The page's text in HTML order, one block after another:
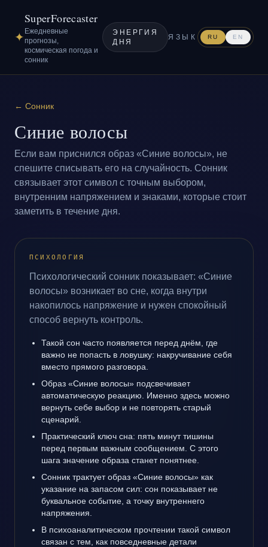
✦
SuperForecaster
Ежедневные
прогнозы,
космическая погода и
сонник
ЭНЕРГИЯ
ДНЯ
ЯЗЫК RU EN
← Сонник
Синие волосы
Если вам приснился образ «Синие волосы», не
спешите списывать его на случайность. Сонник
связывает этот символ с точным выбором,
внутренним напряжением и знаками, которые стоит
заметить в течение дня.
ПСИХОЛОГИЯ
Психологический сонник показывает: «Синие
волосы» возникает во сне, когда внутри
накопилось напряжение и нужен спокойный
способ вернуть контроль.
Такой сон часто появляется перед днём, где
важно не попасть в ловушку: накручивание себя
вместо прямого разговора.
Образ «Синие волосы» подсвечивает
автоматическую реакцию. Именно здесь можно
вернуть себе выбор и не повторять старый
сценарий.
Практический ключ сна: пять минут тишины
перед первым важным сообщением. С этого
шага значение образа станет понятнее.
Сонник трактует образ «Синие волосы» как
указание на запасом сил: сон показывает не
буквальное событие, а точку внутреннего
напряжения.
В психоаналитическом прочтении такой символ
связан с тем, как повседневные детали